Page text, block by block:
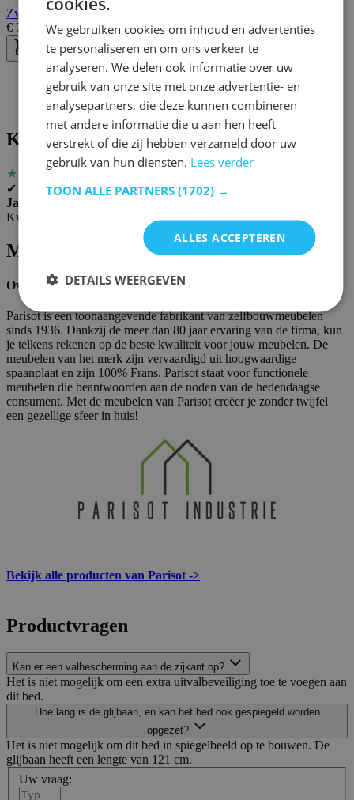
Zwart Hoogslaper met bureau Raider 90x200cm
€ 725,00 € 931,00
Klantenreviews
★ ★★
✔ Geverifieerd
Jansen
Kwaliteit van het materiaal valt tegen
Merkeninformatie
Over Parisot
Parisot is een toonaangevende fabrikant van zelfbouwmeubelen
sinds 1936. Dankzij de meer dan 80 jaar ervaring van de firma, kun
je telkens rekenen op de beste kwaliteit voor jouw meubelen. De
meubelen van het merk zijn vervaardigd uit hoogwaardige
spaanplaat en zijn 100% Frans. Parisot staat voor functionele
meubelen die beantwoorden aan de noden van de hedendaagse
consument. Met de meubelen van Parisot creëer je zonder twijfel
een gezellige sfeer in huis!
Bekijk alle producten van Parisot ->
Productvragen
Kan er een valbescherming aan de zijkant op?
Het is niet mogelijk om een extra uitvalbeveiliging toe te voegen aan
dit bed.
Hoe lang is de glijbaan, en kan het bed ook gespiegeld worden
opgezet?
Het is niet mogelijk om dit bed in spiegelbeeld op te bouwen. De
glijbaan heeft een lengte van 121 cm.
Uw vraag:
We gebruiken cookies om inhoud en advertenties
te personaliseren en om ons verkeer te
analyseren. We delen ook informatie over uw
gebruik van onze site met onze advertentie- en
analysepartners, die deze kunnen combineren
met andere informatie die u aan hen heeft
verstrekt of die zij hebben verzameld door uw
gebruik van hun diensten. Lees verder
TOON ALLE PARTNERS (1702) →
ALLES ACCEPTEREN
DETAILS WEERGEVEN